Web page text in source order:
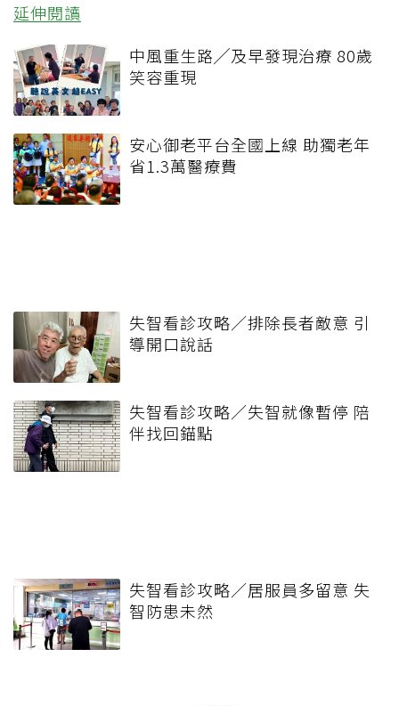
延伸閱讀
中風重生路╱及早發現治療 80歲
笑容重現
安心御老平台全國上線 助獨老年
省1.3萬醫療費
失智看診攻略／排除長者敵意 引
導開口說話
失智看診攻略／失智就像暫停 陪
伴找回錨點
失智看診攻略／居服員多留意 失
智防患未然